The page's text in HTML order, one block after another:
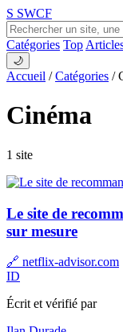
S SWCF
Catégories Top
🌙
Accueil /Catégories /
Cinéma
1 site
Le site de
sur mesure
🔗 netflix-advisor.com
ID
Écrit et vérifié par